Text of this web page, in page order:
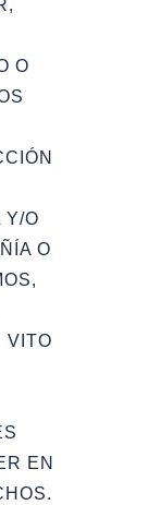
O
Y/O
O
VITO
EN